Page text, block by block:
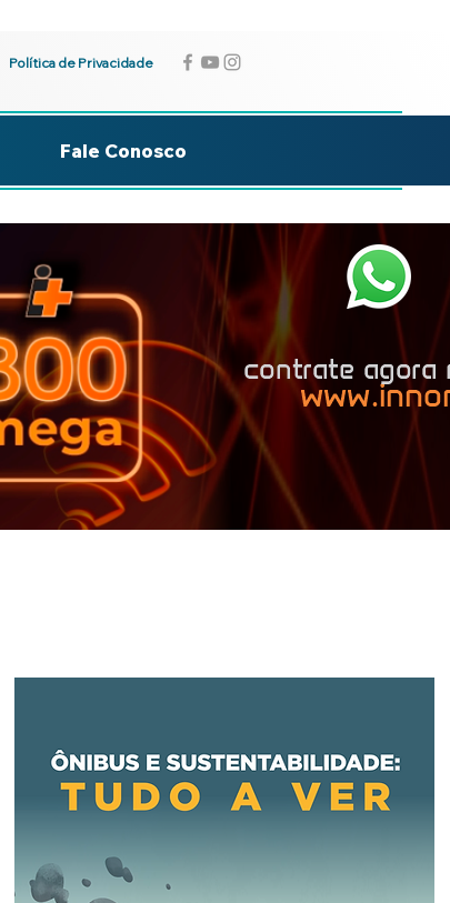
Política de Privacidade
Fale Conosco